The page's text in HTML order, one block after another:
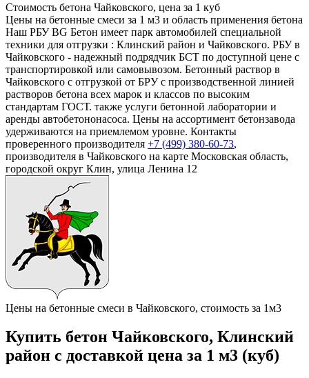
Стоимость бетона Чайковского, цена за 1 куб
Цены на бетонные смеси за 1 м3 и область применения бетона
Наш РБУ BG Бетон имеет парк автомобилей специальной
техники для отгрузки : Клинский район и Чайковского. РБУ в
Чайковского - надежный подрядчик БСТ по доступной цене с
транспортировкой или самовывозом. Бетонный раствор в
Чайковского с отгрузкой от БРУ с производственной линией
растворов бетона всех марок и классов по высоким
стандартам ГОСТ. также услуги бетонной лаборатории и
аренды автобетононасоса. Цены на ассортимент бетонзавода
удерживаются на приемлемом уровне. Контакты
проверенного производителя +7 (499) 380-60-73,
производителя в Чайковского на карте Московская область,
городской округ Клин, улица Ленина 12
Цены на бетонные смеси в Чайковского, стоимость за 1м3
Купить бетон Чайковского, Клинский
район с доставкой цена за 1 м3 (куб)